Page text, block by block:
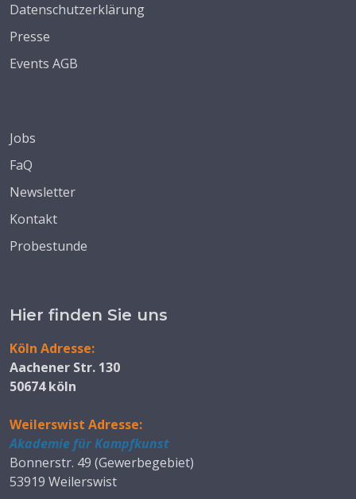
Datenschutzerklärung
Presse
Events AGB
Jobs
FaQ
Newsletter
Kontakt
Probestunde
Hier finden Sie uns
Köln Adresse:
Aachener Str. 130
50674 köln
Weilerswist Adresse:
Akademie für Kampfkunst
Bonnerstr. 49 (Gewerbegebiet)
53919 Weilerswist